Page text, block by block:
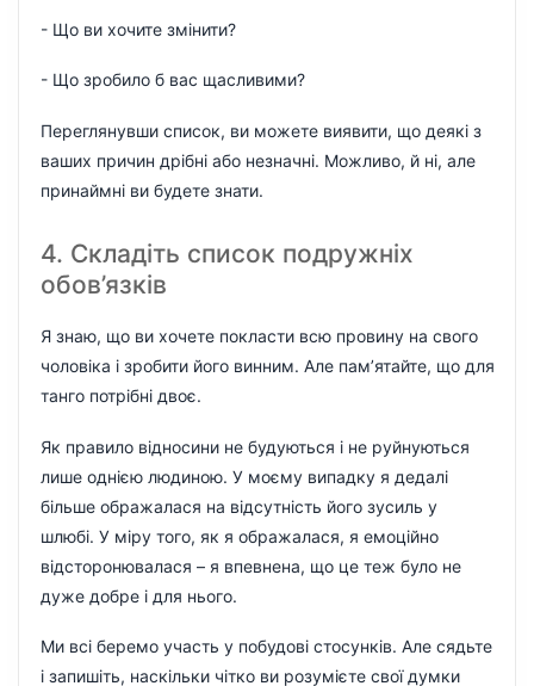
- Що ви хочите змінити?
- Що зробило б вас щасливими?
Переглянувши список, ви можете виявити, що деякі з
ваших причин дрібні або незначні. Можливо, й ні, але
принаймні ви будете знати.
4. Складіть список подружніх
обов’язків
Я знаю, що ви хочете покласти всю провину на свого
чоловіка і зробити його винним. Але пам’ятайте, що для
танго потрібні двоє.
Як правило відносини не будуються і не руйнуються
лише однією людиною. У моєму випадку я дедалі
більше ображалася на відсутність його зусиль у
шлюбі. У міру того, як я ображалася, я емоційно
відсторонювалася – я впевнена, що це теж було не
дуже добре і для нього.
Ми всі беремо участь у побудові стосунків. Але сядьте
і запишіть, наскільки чітко ви розумієте свої думки